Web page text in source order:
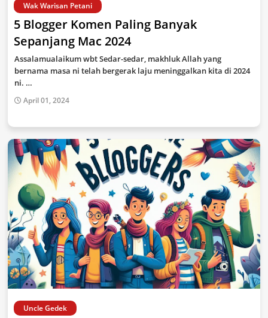
Wak Warisan Petani
5 Blogger Komen Paling Banyak
Sepanjang Mac 2024
Assalamualaikum wbt Sedar-sedar, makhluk Allah yang
bernama masa ni telah bergerak laju meninggalkan kita di 2024
ni. …
April 01, 2024
Uncle Gedek